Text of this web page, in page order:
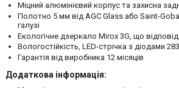
Міцний алюмінієвий корпус та захисна
Полотно 5 мм від AGC Glass або Saint-
галузі
Екологічне дзеркало Mirox 3G, що
Вологостійкість, LED-стрічка з діодами
Гарантія від виробника 12 місяців
Додаткова інформація: